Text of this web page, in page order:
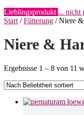
Lieblingsprodukt ... nicht
Start /Fütterung / Niere
Niere &
Ergebnisse 1 – 8 von 11